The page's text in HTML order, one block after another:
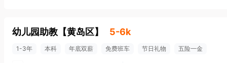
幼儿园助教 【黄岛区】 5-6k
1-3年 本科 年底双薪 免费班车 节日礼物 五险一金